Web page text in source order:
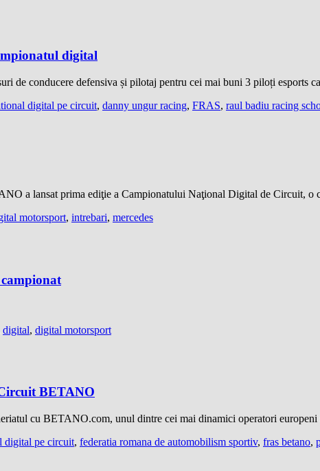
digital
de conducere defensiva și pilotaj pentru cei mai buni 3 piloți esports
digital pe circuit, danny ungur racing, FRAS, raul badiu racing
a lansat prima ediţie a Campionatului Naţional Digital de Circuit,
motorsport, intrebari, mercedes
digital, digital motorsport
BETANO
cu BETANO.com, unul dintre cei mai dinamici operatori
digital pe circuit, federatia romana de automobilism sportiv, fras betano,